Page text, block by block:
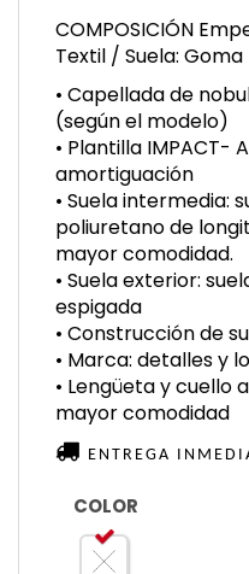
COMPOSICIÓN
Textil / Suela: Goma
• Capellada de
(según el modelo)
• Plantilla IMPACT-
amortiguación
• Suela intermedia:
poliuretano de
mayor comodidad.
• Suela exterior:
espigada
• Construcción de
• Marca: detalles y
• Lengüeta y cuello
mayor comodidad
ENTREGA
COLOR